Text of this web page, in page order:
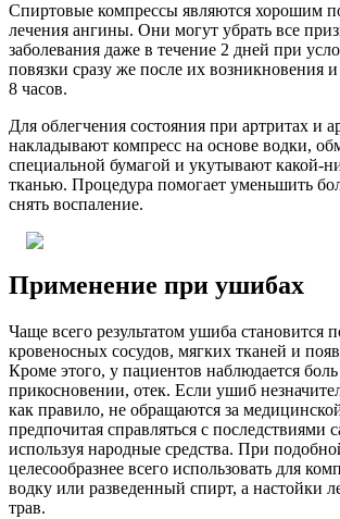
Спиртовые компрессы являются хорошим
лечения ангины. Они могут убрать все
заболевания даже в течение 2 дней при
повязки сразу же после их возникновения
8 часов.
Для облегчения состояния при артритах и
накладывают компресс на основе водки,
специальной бумагой и укутывают какой-
тканью. Процедура помогает уменьшить
снять воспаление.
Применение при ушибах
Чаще всего результатом ушиба становится
кровеносных сосудов, мягких тканей и
Кроме этого, у пациентов наблюдается
прикосновении, отек. Если ушиб
как правило, не обращаются за
предпочитая справляться с последствиями
используя народные средства. При
целесообразнее всего использовать для
водку или разведенный спирт, а настойки
трав.